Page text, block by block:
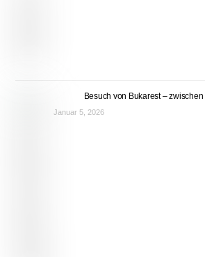
Besuch von Bukarest –
Januar 5, 2026